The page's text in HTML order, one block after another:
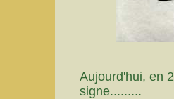
Aujourd'hui, en
signe.........